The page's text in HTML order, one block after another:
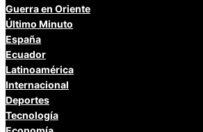
Guerra en Oriente
Último Minuto
España
Ecuador
Latinoamérica
Internacional
Deportes
Tecnología